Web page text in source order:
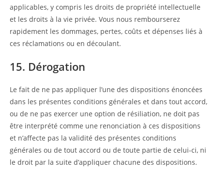
applicables, y compris les droits de propriété intellectuelle
et les droits à la vie privée. Vous nous rembourserez
rapidement les dommages, pertes, coûts et dépenses liés à
ces réclamations ou en découlant.
15. Dérogation
Le fait de ne pas appliquer l’une des dispositions énoncées
dans les présentes conditions générales et dans tout accord,
ou de ne pas exercer une option de résiliation, ne doit pas
être interprété comme une renonciation à ces dispositions
et n’affecte pas la validité des présentes conditions
générales ou de tout accord ou de toute partie de celui-ci, ni
le droit par la suite d’appliquer chacune des dispositions.